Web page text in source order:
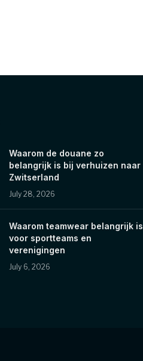
Waarom de douane zo
belangrijk is bij verhuizen naar
Zwitserland
July 28, 2026
Waarom teamwear belangrijk is
voor sportteams en
verenigingen
July 6, 2026